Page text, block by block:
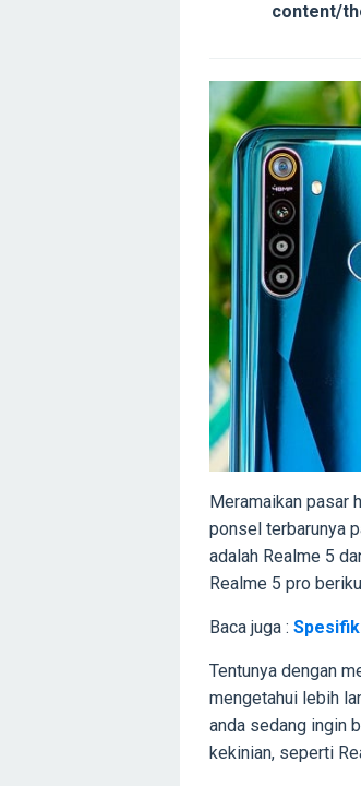
content/
Meramaikan pasar
ponsel terbarunya
adalah Realme 5
Realme 5 pro
Baca juga :
Tentunya dengan
mengetahui lebih
anda sedang ingin
kekinian, seperti